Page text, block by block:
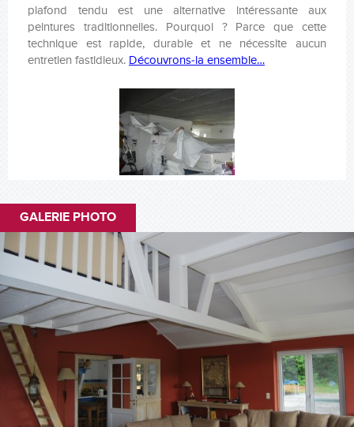
plafond tendu est une alternative intéressante aux
peintures traditionnelles. Pourquoi ? Parce que cette
technique est rapide, durable et ne nécessite aucun
entretien fastidieux. Découvrons-la ensemble…
GALERIE PHOTO